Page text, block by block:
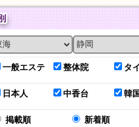
一般エステ 整体院 タ
日本人 中香台 韓
掲載順 新着順